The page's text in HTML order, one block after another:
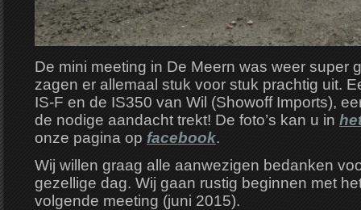
De mini meeting in De Meern was weer super
zagen er allemaal stuk voor stuk prachtig uit.
IS-F en de IS350 van Wil (Showoff Imports),
de nodige aandacht trekt! De foto’s kan u in
onze pagina op facebook.
Wij willen graag alle aanwezigen bedanken
gezellige dag. Wij gaan rustig beginnen met
volgende meeting (juni 2015).